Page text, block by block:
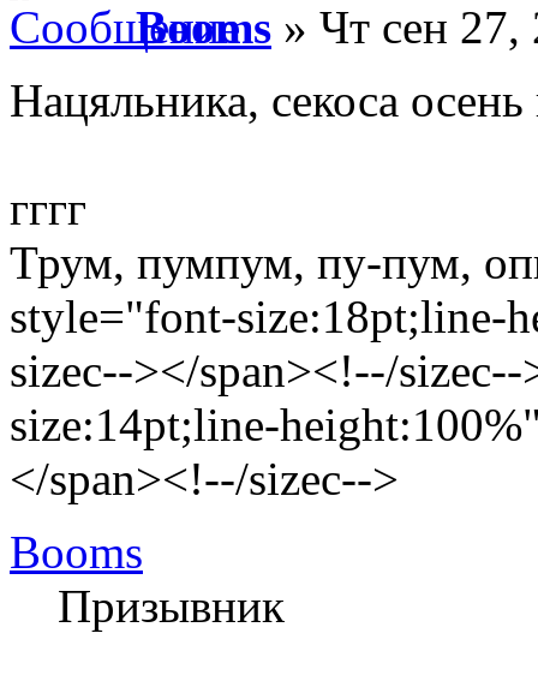
Booms » Чт сен 27,
Нацяльника, секоса осень
гггг
Трум, пумпум, пу-пум,
style="font-size:18pt;line-
sizec--></span><!--/
size:14pt;line-
</span><!--/sizec-->
Booms
Призывник